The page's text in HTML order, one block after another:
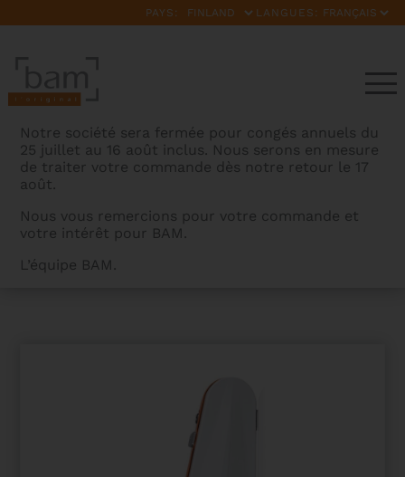
PAYS: LANGUES:
Notre société sera fermée pour congés annuels du
25 juillet au 16 août inclus. Nous serons en mesure
de traiter votre commande dès notre retour le 17
août.
Nous vous remercions pour votre commande et
votre intérêt pour BAM.
L’équipe BAM.
CONTOURED VIOLIN CASE